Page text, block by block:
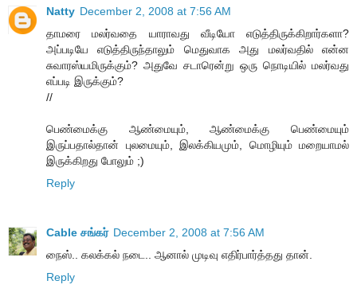
Natty December 2, 2008 at 7:56 AM
தாமரை மலர்வதை யாராவது வீடியோ எடுத்திருக்கிறார்களா?
அப்படியே எடுத்திருந்தாலும் மெதுவாக அது மலர்வதில் என்ன
சுவாரஸ்யமிருக்கும்? அதுவே சடாரென்று ஒரு நொடியில் மலர்வது
எப்படி இருக்கும்?
//
பெண்மைக்கு ஆண்மையும், ஆண்மைக்கு பெண்மையும்
இருப்பதால்தான் புலமையும், இலக்கியமும், மொழியும் மறையாமல்
இருக்கிறது போலும் ;)
Reply
Cable சங்கர் December 2, 2008 at 7:56 AM
நைஸ்.. கலக்கல் நடை.. ஆனால் முடிவு எதிர்பார்த்தது தான்.
Reply